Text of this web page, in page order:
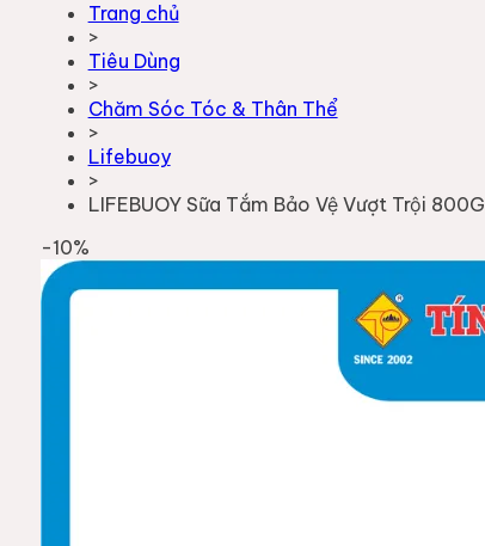
Trang chủ
>
Tiêu Dùng
>
Chăm Sóc Tóc & Thân Thể
>
Lifebuoy
>
LIFEBUOY Sữa Tắm Bảo Vệ Vượt Trội 800G
-10%